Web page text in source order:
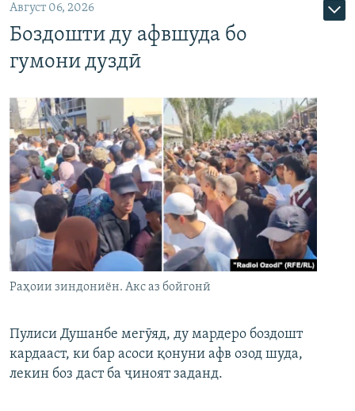
Август 06, 2026
Боздошти ду афвшуда бо
гумони дуздӣ
Раҳоии зиндониён. Акс аз бойгонӣ
Пулиси Душанбе мегӯяд, ду мардеро боздошт
кардааст, ки бар асоси қонуни афв озод шуда,
лекин боз даст ба ҷиноят заданд.